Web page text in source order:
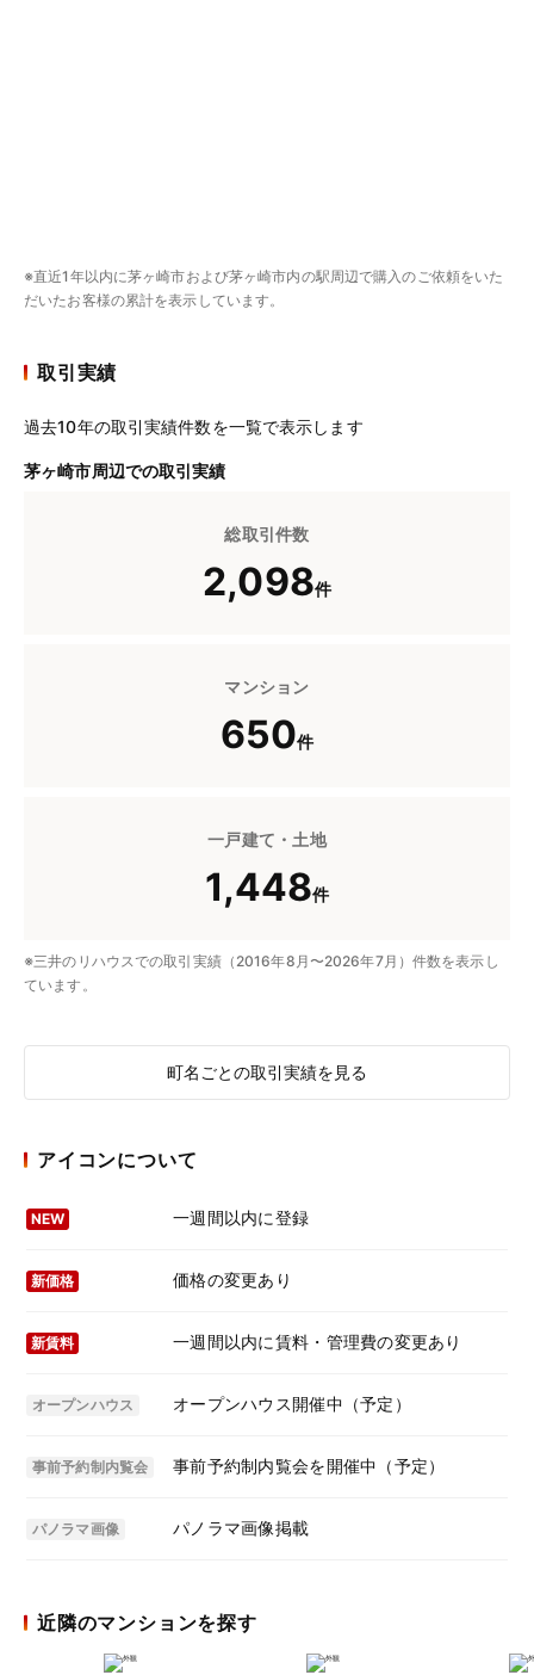
※直近1年以内に茅ヶ崎市および茅ヶ崎市内の駅周辺で購入のご依頼をいた
だいたお客様の累計を表示しています。
取引実績
過去10年の取引実績件数を一覧で表示します
茅ヶ崎市周辺での取引実績
総取引件数
2,098件
マンション
650件
一戸建て・土地
1,448件
※三井のリハウスでの取引実績（2016年8月〜2026年7月）件数を表示し
ています。
町名ごとの取引実績を見る
アイコンについて
NEW 一週間以内に登録
新価格 価格の変更あり
新賃料 一週間以内に賃料・管理費の変更あり
オープンハウス オープンハウス開催中（予定）
事前予約制内覧会 事前予約制内覧会を開催中（予定）
パノラマ画像 パノラマ画像掲載
近隣のマンションを探す